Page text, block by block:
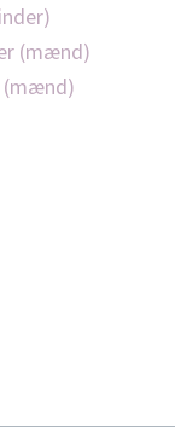
(mænd)
(mænd)